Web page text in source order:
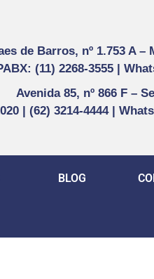
de Barros, nº 1.753 A –
(11) 2268-3555 |
Avenida 85, nº 866 F –
| (62) 3214-4444 |
BLOG